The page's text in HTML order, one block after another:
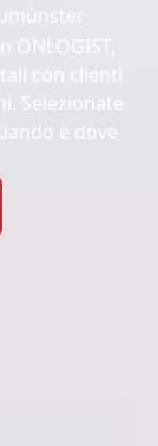
con clienti
Selezionate
e dove